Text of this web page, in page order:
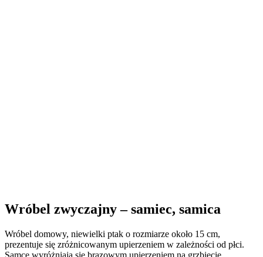
Wróbel zwyczajny – samiec, samica
Wróbel domowy, niewielki ptak o rozmiarze około 15 cm,
prezentuje się zróżnicowanym upierzeniem w zależności od płci.
Samce wyróżniają się brązowym upierzeniem na grzbiecie,